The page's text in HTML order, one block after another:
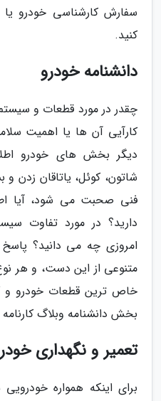
سفارش کارشناسی خودرو
کنید.
دانشنامه خودرو
چقدر در مورد قطعات و
کارآیی آن ها یا اهمیت
دیگر بخش های خودرو
شاتون، کوئل، یاتاقان زدن
فنی صحبت می شود، آیا
دارید؟ در مورد تفاوت
امروزی چه می دانید؟
متنوعی از این دست، و هر
خاص ترین قطعات خودرو و
بخش دانشنامه وبلاگ کارنامه
تعمیر و نگهداری
برای اینکه همواره